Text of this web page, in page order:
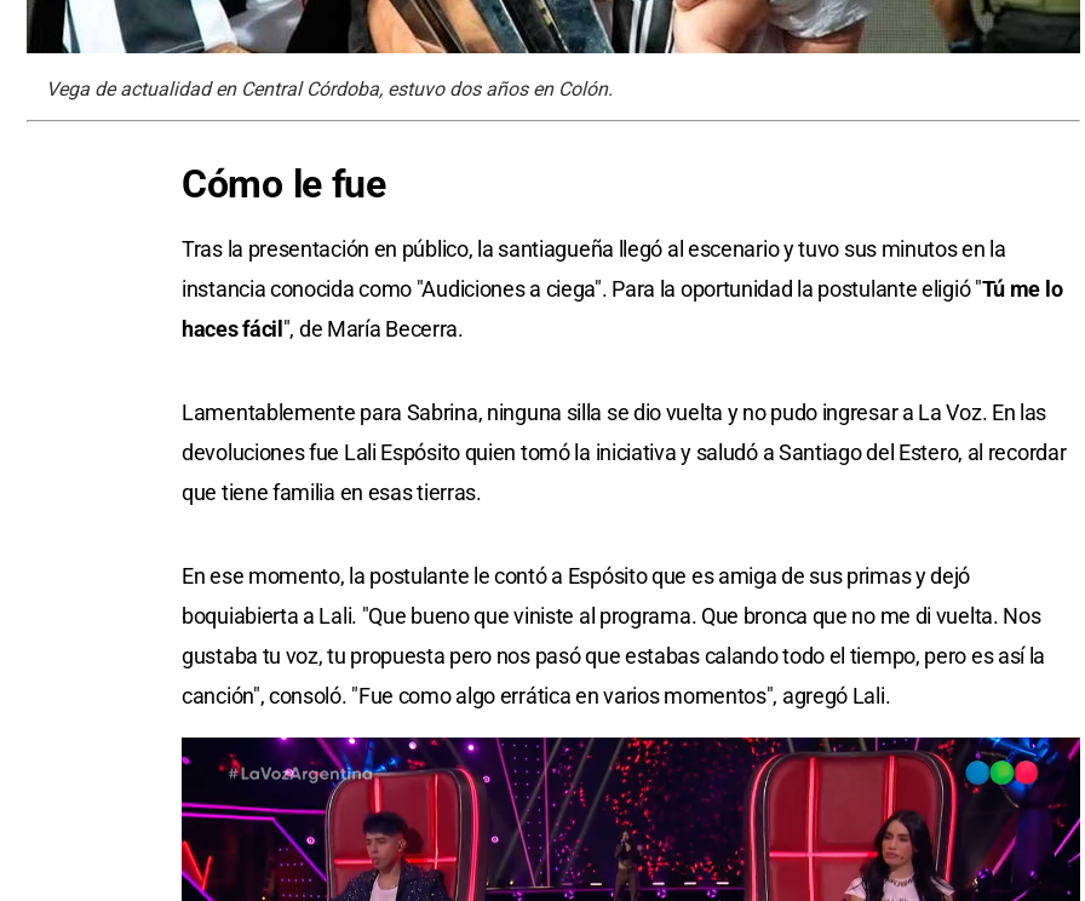
Vega de actualidad en Central Córdoba, estuvo dos años en Colón.
Cómo le fue
Tras la presentación en público, la santiagueña llegó al escenario y tuvo sus minutos en la
instancia conocida como "Audiciones a ciega". Para la oportunidad la postulante eligió "Tú me lo
haces fácil", de María Becerra.
Lamentablemente para Sabrina, ninguna silla se dio vuelta y no pudo ingresar a La Voz. En las
devoluciones fue Lali Espósito quien tomó la iniciativa y saludó a Santiago del Estero, al recordar
que tiene familia en esas tierras.
En ese momento, la postulante le contó a Espósito que es amiga de sus primas y dejó
boquiabierta a Lali. "Que bueno que viniste al programa. Que bronca que no me di vuelta. Nos
gustaba tu voz, tu propuesta pero nos pasó que estabas calando todo el tiempo, pero es así la
canción", consoló. "Fue como algo errática en varios momentos", agregó Lali.